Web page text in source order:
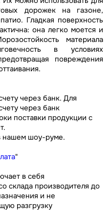
дорожек на газоне,
Гладкая поверхность
она легко моется и
материала
в условиях
повреждения
через банк. Для
через банк
поставки продукции с
нашем шоу-руме.
"
в себя
склада производителя до
и не
разгрузку